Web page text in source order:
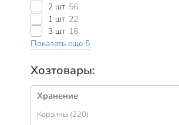
2 шт 56
1 шт 22
3 шт 18
Показать еще 5
Хозтовары:
Хранение
Корзины (220)